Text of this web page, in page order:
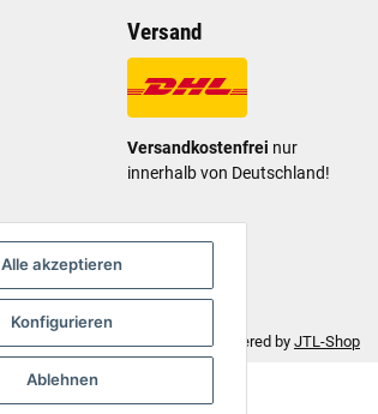
Versand
Versandkostenfrei nur
innerhalb von Deutschland!
• Powered by JTL-Shop
Alle akzeptieren
Konfigurieren
Ablehnen